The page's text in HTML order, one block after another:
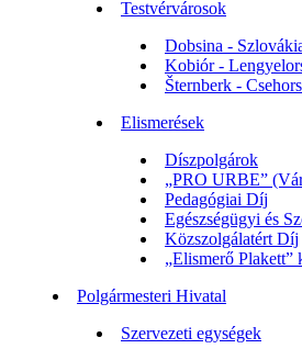
Testvérvárosok
Dobsina -
Kobiór -
Šternberk -
Elismerések
Díszpolgárok
„PRO URBE”
Pedagógiai Díj
Egészségügyi és
Közszolgálatért Díj
„Elismerő Plakett”
Polgármesteri Hivatal
Szervezeti egységek